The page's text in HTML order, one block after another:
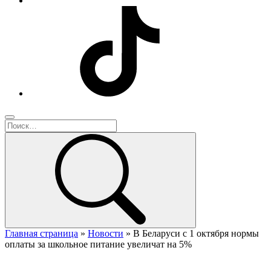
Главная страница » Новости » В Беларуси с 1 октября нормы
оплаты за школьное питание увеличат на 5%